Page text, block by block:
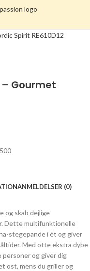
Gourmet
ANMELDELSER (0)
og skab dejlige
Dette multifunktionelle
stegepande i ét og giver
Med otte ekstra dybe
og giver dig
ost, mens du griller og